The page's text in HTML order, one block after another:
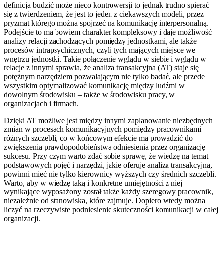
definicja budzić może nieco kontrowersji to jednak trudno spierać
się z twierdzeniem, że jest to jeden z ciekawszych modeli, przez
pryzmat którego można spojrzeć na komunikację interpersonalną.
Podejście to ma bowiem charakter kompleksowy i daje możliwość
analizy relacji zachodzących pomiędzy jednostkami, ale także
procesów intrapsychicznych, czyli tych mających miejsce we
wnętrzu jednostki. Takie połączenie wglądu w siebie i wglądu w
relacje z innymi sprawia, że analiza transakcyjna (AT) staje się
potężnym narzędziem pozwalającym nie tylko badać, ale przede
wszystkim optymalizować komunikację między ludźmi w
dowolnym środowisku – także w środowisku pracy, w
organizacjach i firmach.
Dzięki AT możliwe jest między innymi zaplanowanie niezbędnych
zmian w procesach komunikacyjnych pomiędzy pracownikami
różnych szczebli, co w końcowym efekcie ma prowadzić do
zwiększenia prawdopodobieństwa odniesienia przez organizację
sukcesu. Przy czym warto zdać sobie sprawę, że wiedzę na temat
podstawowych pojęć i narzędzi, jakie oferuje analiza transakcyjna,
powinni mieć nie tylko kierownicy wyższych czy średnich szczebli.
Warto, aby w wiedzę taką i konkretne umiejętności z niej
wynikające wyposażony został także każdy szeregowy pracownik,
niezależnie od stanowiska, które zajmuje. Dopiero wtedy można
liczyć na rzeczywiste podniesienie skuteczności komunikacji w całej
organizacji.